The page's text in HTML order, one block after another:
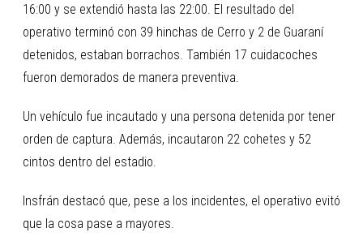
16:00 y se extendió hasta las 22:00. El resultado del
operativo terminó con 39 hinchas de Cerro y 2 de Guaraní
detenidos, estaban borrachos. También 17 cuidacoches
fueron demorados de manera preventiva.
Un vehículo fue incautado y una persona detenida por tener
orden de captura. Además, incautaron 22 cohetes y 52
cintos dentro del estadio.
Insfrán destacó que, pese a los incidentes, el operativo evitó
que la cosa pase a mayores.